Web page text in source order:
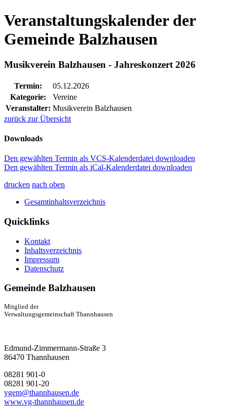
Veranstaltungskalender der
Gemeinde Balzhausen
Musikverein Balzhausen - Jahreskonzert 2026
Termin:
05.12.2026
Kategorie:
Vereine
Veranstalter: Musikverein Balzhausen
zurück zur Übersicht
Downloads
Den gewählten Termin als VCS-Kalenderdatei downloaden
Den gewählten Termin als iCal-Kalenderdatei downloaden
drucken nach oben
Gesamtinhaltsverzeichnis
Quicklinks
Kontakt
Inhaltsverzeichnis
Impressum
Datenschutz
Gemeinde Balzhausen
Mitglied der
Verwaltungsgemeinschaft Thannhausen
Edmund-Zimmermann-Straße 3
86470 Thannhausen
08281 901-0
08281 901-20
vgem@thannhausen.de
www.vg-thannhausen.de